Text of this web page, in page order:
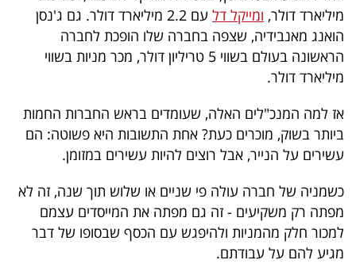
באייס
עקבו
מיליארד דולר, ומייקל דל
עם 2.2 מיליארד דולר. גם ג'נסן
הואנג מאנבידיה, שצפה בחברה שלו הופכת לחברה
הראשונה בעולם בשווי 5 טריליון דולר, מכר מניות בשווי
מיליארד דולר.
אז למה המנכ"לים האלה, שעומדים בראש החברות החמות
ביותר בשוק, מוכרים כעת? אחת התשובות היא פשוטה: הם
עשירים על הנייר, אבל רוצים להיות עשירים במזומן.
כשמניה של חברה עולה פי שניים או שלוש תוך שנה, זה לא
מפתה רק משקיעים - זה גם מפתה את המייסדים עצמם
למכור חלק מהמניות ולהיפגש עם הכסף שבסופו של דבר
מגיע להם על עבודתם.